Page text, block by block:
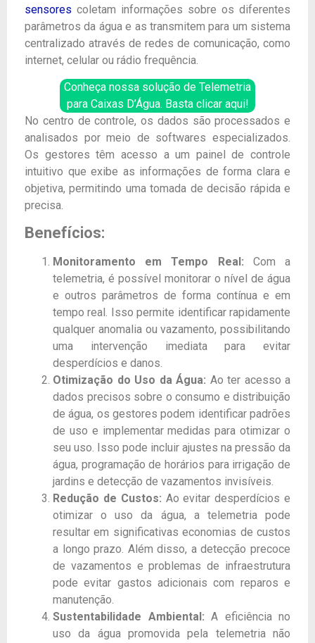
sensores coletam informações sobre os diferentes
parâmetros da água e as transmitem para um sistema
centralizado através de redes de comunicação, como
internet, celular ou rádio frequência.
Conheça nossa solução de Telemetria
para Caixas D’Água. Basta clicar aqui!
No centro de controle, os dados são processados e
analisados por meio de softwares especializados.
Os gestores têm acesso a um painel de controle
intuitivo que exibe as informações de forma clara e
objetiva, permitindo uma tomada de decisão rápida e
precisa.
Benefícios:
Monitoramento em Tempo Real: Com a
telemetria, é possível monitorar o nível de água
e outros parâmetros de forma contínua e em
tempo real. Isso permite identificar rapidamente
qualquer anomalia ou vazamento, possibilitando
uma intervenção imediata para evitar
desperdícios e danos.
Otimização do Uso da Água: Ao ter acesso a
dados precisos sobre o consumo e distribuição
de água, os gestores podem identificar padrões
de uso e implementar medidas para otimizar o
seu uso. Isso pode incluir ajustes na pressão da
água, programação de horários para irrigação de
jardins e detecção de vazamentos invisíveis.
Redução de Custos: Ao evitar desperdícios e
otimizar o uso da água, a telemetria pode
resultar em significativas economias de custos
a longo prazo. Além disso, a detecção precoce
de vazamentos e problemas de infraestrutura
pode evitar gastos adicionais com reparos e
manutenção.
Sustentabilidade Ambiental: A eficiência no
uso da água promovida pela telemetria não